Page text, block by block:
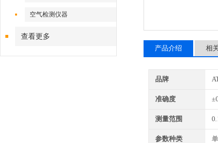
空气检测仪器
查看更多
产品介绍 相
品牌
准确度
测量范围
参数种类